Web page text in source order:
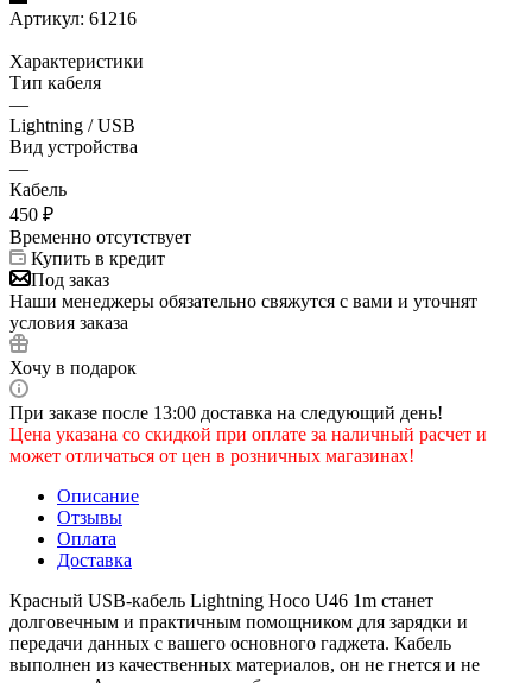
Артикул: 61216
Характеристики
Тип кабеля
—
Lightning / USB
Вид устройства
—
Кабель
450 ₽
Временно отсутствует
Купить в кредит
Под заказ
Наши менеджеры обязательно свяжутся с вами и уточнят
условия заказа
Хочу в подарок
При заказе после 13:00 доставка на следующий день!
Цена указана со скидкой при оплате за наличный расчет и
может отличаться от цен в розничных магазинах!
Описание
Отзывы
Оплата
Доставка
Красный USB-кабель Lightning Hoco U46 1m станет
долговечным и практичным помощником для зарядки и
передачи данных с вашего основного гаджета. Кабель
выполнен из качественных материалов, он не гнется и не